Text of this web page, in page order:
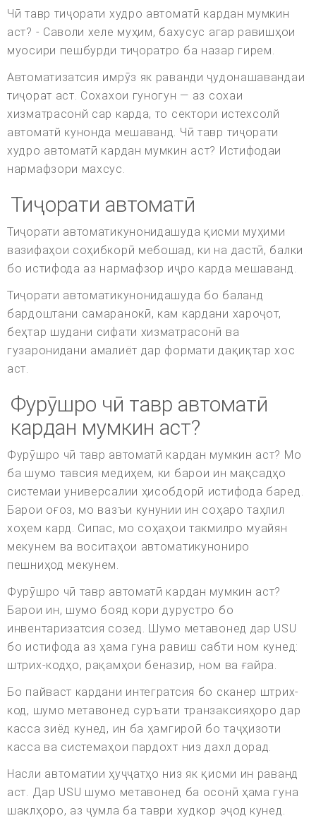
Чӣ тавр тиҷорати худро автоматӣ кардан мумкин
аст? - Саволи хеле муҳим, бахусус агар равишҳои
муосири пешбурди тиҷоратро ба назар гирем.
Автоматизатсия имрӯз як раванди ҷудонашавандаи
тиҷорат аст. Сохахои гуногун — аз сохаи
хизматрасонй cap карда, то сектори истехсолй
автоматй кунонда мешаванд. Чӣ тавр тиҷорати
худро автоматӣ кардан мумкин аст? Истифодаи
нармафзори махсус.
Тиҷорати автоматӣ
Тиҷорати автоматикунонидашуда қисми муҳими
вазифаҳои соҳибкорӣ мебошад, ки на дастӣ, балки
бо истифода аз нармафзор иҷро карда мешаванд.
Тиҷорати автоматикунонидашуда бо баланд
бардоштани самаранокӣ, кам кардани хароҷот,
беҳтар шудани сифати хизматрасонӣ ва
гузаронидани амалиёт дар формати дақиқтар хос
аст.
Фурӯшро чӣ тавр автоматӣ
кардан мумкин аст?
Фурӯшро чӣ тавр автоматӣ кардан мумкин аст? Мо
ба шумо тавсия медиҳем, ки барои ин мақсадҳо
системаи универсалии ҳисобдорӣ истифода баред.
Барои оғоз, мо вазъи кунунии ин соҳаро таҳлил
хоҳем кард. Сипас, мо соҳаҳои такмилро муайян
мекунем ва воситаҳои автоматикунониро
пешниҳод мекунем.
Фурӯшро чӣ тавр автоматӣ кардан мумкин аст?
Барои ин, шумо бояд кори дурустро бо
инвентаризатсия созед. Шумо метавонед дар USU
бо истифода аз ҳама гуна равиш сабти ном кунед:
штрих-кодҳо, рақамҳои беназир, ном ва ғайра.
Бо пайваст кардани интегратсия бо сканер штрих-
код, шумо метавонед суръати транзаксияҳоро дар
касса зиёд кунед, ин ба ҳамгироӣ бо таҷҳизоти
касса ва системаҳои пардохт низ дахл дорад.
Насли автоматии ҳуҷҷатҳо низ як қисми ин раванд
аст. Дар USU шумо метавонед ба осонӣ ҳама гуна
шаклҳоро, аз ҷумла ба таври худкор эҷод кунед.